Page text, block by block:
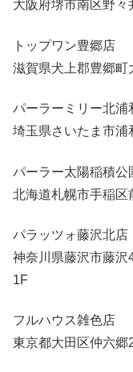
大阪府堺市南区野々
トップワン豊郷店
滋賀県犬上郡豊郷町
パーラーミリー北浦
埼玉県さいたま市浦
パーラー太陽稲積公
北海道札幌市手稲区
パラッツォ藤沢北店
神奈川県藤沢市藤沢
1F
フルハウス雑色店
東京都大田区仲六郷